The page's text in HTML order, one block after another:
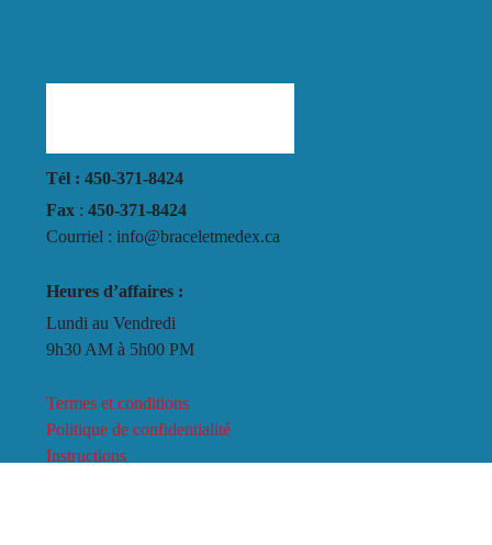
Tél : 450-371-8424
Fax : 450-371-8424
Courriel : info@braceletmedex.ca
Heures d’affaires :
Lundi au Vendredi
9h30 AM à 5h00 PM
Termes et conditions
Politique de confidentialité
Instructions